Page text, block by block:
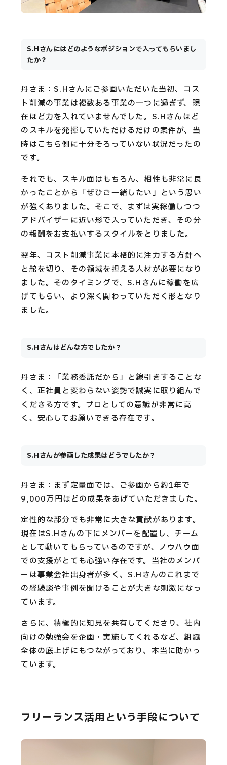
S.Hさんにはどのようなポジションで入ってもらいまし
たか？
丹さま：S.Hさんにご参画いただいた当初、コス
ト削減の事業は複数ある事業の一つに過ぎず、現
在ほど力を入れていませんでした。S.Hさんほど
のスキルを発揮していただけるだけの案件が、当
時はこちら側に十分そろっていない状況だったの
です。
それでも、スキル面はもちろん、相性も非常に良
かったことから「ぜひご一緒したい」という思い
が強くありました。そこで、まずは実稼働しつつ
アドバイザーに近い形で入っていただき、その分
の報酬をお支払いするスタイルをとりました。
翌年、コスト削減事業に本格的に注力する方針へ
と舵を切り、その領域を担える人材が必要になり
ました。そのタイミングで、S.Hさんに稼働を広
げてもらい、より深く関わっていただく形となり
ました。
S.Hさんはどんな方でしたか？
丹さま：「業務委託だから」と線引きすることな
く、正社員と変わらない姿勢で誠実に取り組んで
くださる方です。プロとしての意識が非常に高
く、安心してお願いできる存在です。
S.Hさんが参画した成果はどうでしたか？
丹さま：まず定量面では、ご参画から約1年で
9,000万円ほどの成果をあげていただきました。
定性的な部分でも非常に大きな貢献があります。
現在はS.Hさんの下にメンバーを配置し、チーム
として動いてもらっているのですが、ノウハウ面
での支援がとても心強い存在です。当社のメンバ
ーは事業会社出身者が多く、S.Hさんのこれまで
の経験談や事例を聞けることが大きな刺激になっ
ています。
さらに、積極的に知見を共有してくださり、社内
向けの勉強会を企画・実施してくれるなど、組織
全体の底上げにもつながっており、本当に助かっ
ています。
フリーランス活用という手段について